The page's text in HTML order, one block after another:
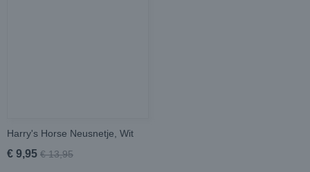
Harry's Horse Neusnetje, Wit
€ 9,95 € 13,95